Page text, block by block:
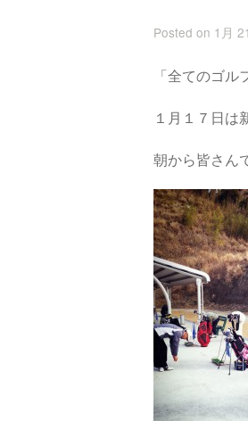
Posted on 1月
「全てのゴ
１月１７日は
朝から皆さん